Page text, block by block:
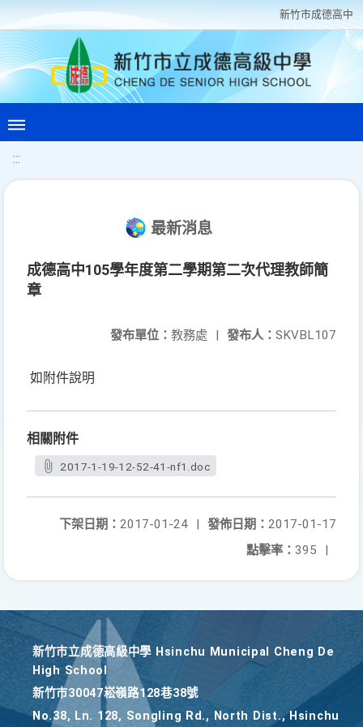
新竹巿成德高中
:::
最新消息
成德高中105學年度第二學期第二次代理教師簡
章
發布人： SKVBL107
發布單位： 教務處 |
如附件說明
相關附件
2017-1-19-12-52-41-nf1.doc
發佈日期： 2017-01-17
下架日期： 2017-01-24
|
點擊率： 395 |
新竹巿立成德高級中學 Hsinchu Municipal Cheng De
High School
新竹巿30047崧嶺路128巷38號
No.38, Ln. 128, Songling Rd., North Dist., Hsinchu